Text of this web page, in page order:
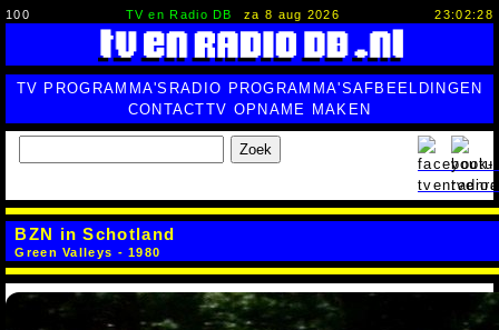
100 TV en Radio DB za 8 aug 2026 23:02:28
TV PROGRAMMA'S RADIO PROGRAMMA'SAFBEELDINGEN
CONTACTTV OPNAME MAKEN
Zoek
BZN in Schotland
Green Valleys - 1980